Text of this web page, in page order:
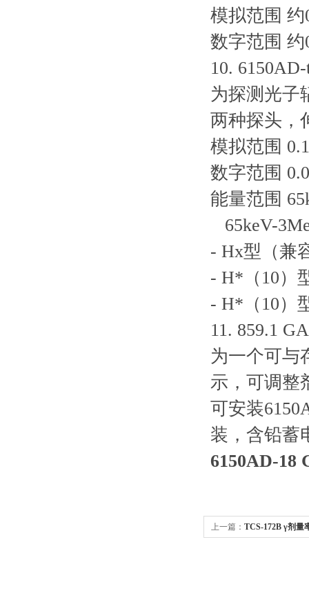
模拟范围 约
数字范围 约
10.
为探测光子
两种探头，
模拟范围
数字范围
能量范围
65keV-
- Hx型（兼
- H*（10）
- H*（10）
11. 859.1
为一个可与
示，可调整
可安装
装，含铅蓄
6150AD-18
上一篇： TCS-172B γ剂量